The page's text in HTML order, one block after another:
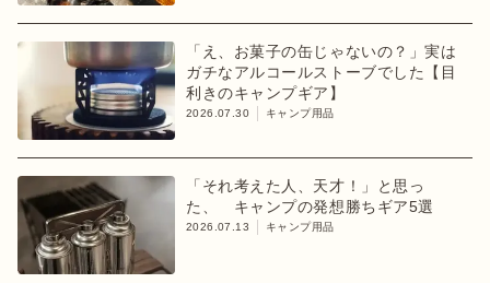
「え、お菓子の缶じゃないの？」実は
ガチなアルコールストーブでした【目
利きのキャンプギア】
2026.07.30 キャンプ用品
「それ考えた人、天才！」と思っ
た、 キャンプの発想勝ちギア5選
2026.07.13 キャンプ用品